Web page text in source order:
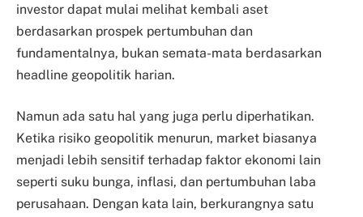
investor dapat mulai melihat kembali aset
berdasarkan prospek pertumbuhan dan
fundamentalnya, bukan semata-mata berdasarkan
headline geopolitik harian.
Namun ada satu hal yang juga perlu diperhatikan.
Ketika risiko geopolitik menurun, market biasanya
menjadi lebih sensitif terhadap faktor ekonomi lain
seperti suku bunga, inflasi, dan pertumbuhan laba
perusahaan. Dengan kata lain, berkurangnya satu